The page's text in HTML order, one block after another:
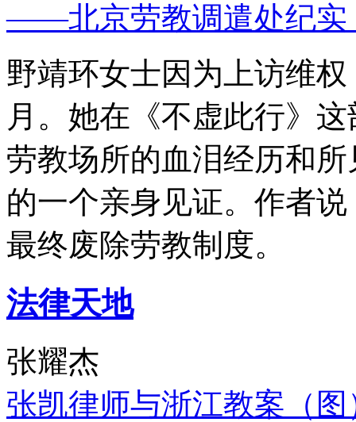
——北京劳教调遣处纪实
野靖环女士因为上访维
月。她在《不虚此行》
劳教场所的血泪经历和
的一个亲身见证。作者
最终废除劳教制度。
法律天地
张耀杰
张凯律师与浙江教案（图